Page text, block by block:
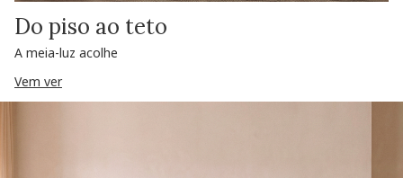
Do piso ao teto
A meia-luz acolhe
Vem ver